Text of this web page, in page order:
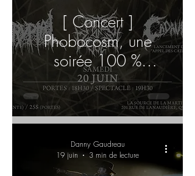
[ Concert ]
Phobocosm, une
soirée 100 %
québécoise sous le
signe du death metal
Danny Gaudreau
19 juin
3 min de lecture